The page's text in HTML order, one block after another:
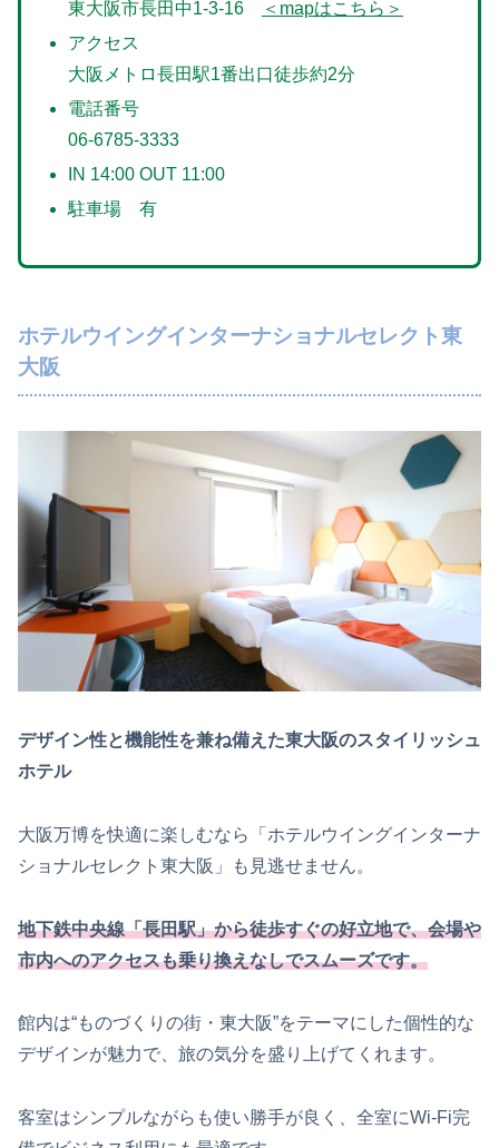
東大阪市長田中1-3-16
＜mapはこちら＞
アクセス
大阪メトロ長田駅1番出口徒歩約2分
電話番号
06-6785-3333
IN 14:00 OUT 11:00
駐車場 有
ホテルウイングインターナショナルセレクト東
大阪
デザイン性と機能性を兼ね備えた東大阪のスタイリッシュ
ホテル
大阪万博を快適に楽しむなら「ホテルウイングインターナ
ショナルセレクト東大阪」も見逃せません。
地下鉄中央線「長田駅」から徒歩すぐの好立地で、会場や
市内へのアクセスも乗り換えなしでスムーズです。
館内は“ものづくりの街・東大阪”をテーマにした個性的な
デザインが魅力で、旅の気分を盛り上げてくれます。
客室はシンプルながらも使い勝手が良く、全室にWi-Fi完